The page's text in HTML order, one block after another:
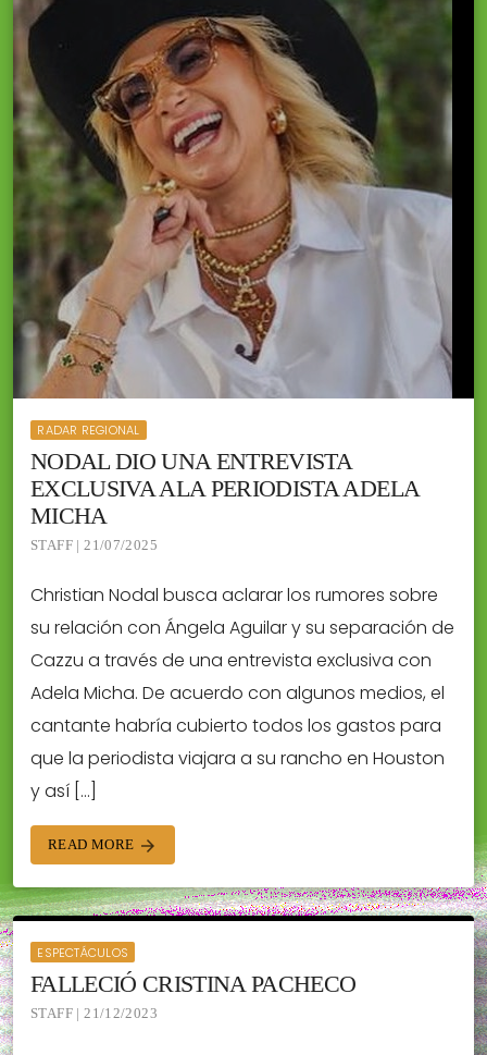
RADAR REGIONAL
NODAL DIO UNA ENTREVISTA
EXCLUSIVA ALA PERIODISTA ADELA
MICHA
STAFF | 21/07/2025
Christian Nodal busca aclarar los rumores sobre
su relación con Ángela Aguilar y su separación de
Cazzu a través de una entrevista exclusiva con
Adela Micha. De acuerdo con algunos medios, el
cantante habría cubierto todos los gastos para
que la periodista viajara a su rancho en Houston
y así […]
READ MORE arrow_forward
ESPECTÁCULOS
FALLECIÓ CRISTINA PACHECO
STAFF | 21/12/2023